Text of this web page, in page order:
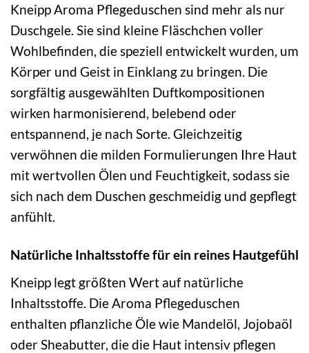
Kneipp Aroma Pflegeduschen sind mehr als nur
Duschgele. Sie sind kleine Fläschchen voller
Wohlbefinden, die speziell entwickelt wurden, um
Körper und Geist in Einklang zu bringen. Die
sorgfältig ausgewählten Duftkompositionen
wirken harmonisierend, belebend oder
entspannend, je nach Sorte. Gleichzeitig
verwöhnen die milden Formulierungen Ihre Haut
mit wertvollen Ölen und Feuchtigkeit, sodass sie
sich nach dem Duschen geschmeidig und gepflegt
anfühlt.
Natürliche Inhaltsstoffe für ein reines Hautgefühl
Kneipp legt größten Wert auf natürliche
Inhaltsstoffe. Die Aroma Pflegeduschen
enthalten pflanzliche Öle wie Mandelöl, Jojobaöl
oder Sheabutter, die die Haut intensiv pflegen